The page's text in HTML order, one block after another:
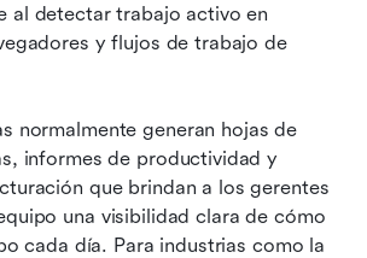
al detectar trabajo activo en
y flujos de trabajo de
normalmente generan hojas de
informes de productividad y
que brindan a los gerentes
una visibilidad clara de cómo
cada día. Para industrias como la